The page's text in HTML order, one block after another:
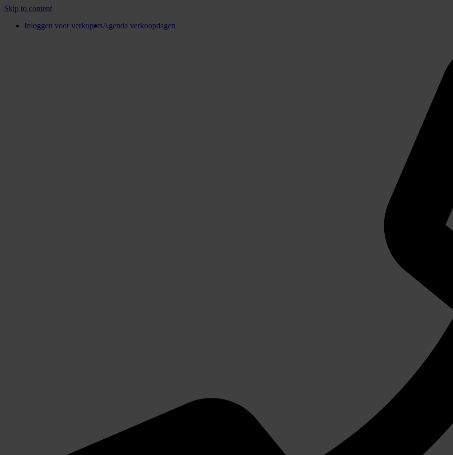
Skip to content
Inloggen voor verkopersAgenda verkoopdagen